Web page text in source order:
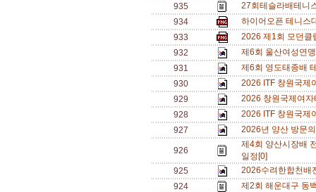
935
27회테슬라배테니
934
하이어오픈 테니스
933
2026 제1회 모던
932
제6회 울산여성연
931
제6회 영도태종배
930
2026 ITF 창원국제
929
2026 창원국제여
928
2026 ITF 창원국제
927
2026년 양산 방문
926
제4회 양산시장배
일정[0]
925
2026수려한합천배
924
제2회 해운대구 동